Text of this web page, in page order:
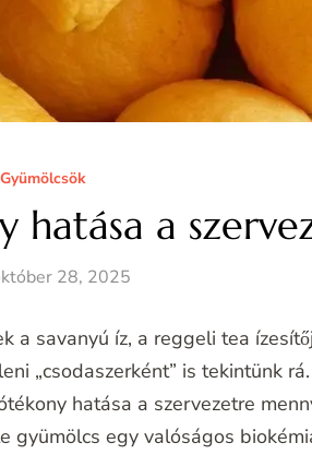
Gyümölcsök
a
28, 2025
a savanyú íz, a reggeli tea
„csodaszerként” is tekintünk
hatása a szervezetre
gyümölcs egy valóságos